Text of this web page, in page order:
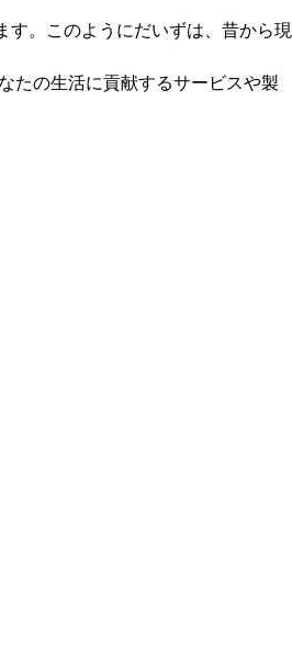
す。このようにだいずは、昔から現
たの生活に貢献するサービスや製